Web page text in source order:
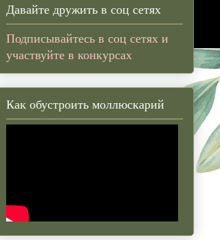
Давайте дружить в соц сетях
Подписывайтесь в соц сетях и
участвуйте в конкурсах
Как обустроить моллюскарий